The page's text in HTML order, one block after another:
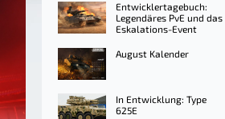
Entwicklertagebuch:
Legendäres PvE und das
Eskalations-Event
August Kalender
In Entwicklung: Type
625E